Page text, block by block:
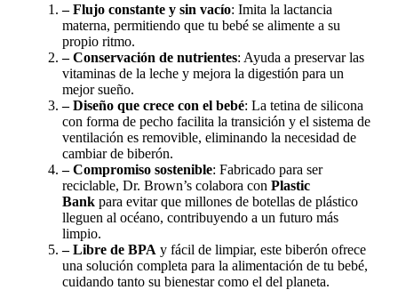
– Flujo constante y sin vacío: Imita la lactancia
materna, permitiendo que tu bebé se alimente a su
propio ritmo.
– Conservación de nutrientes: Ayuda a preservar las
vitaminas de la leche y mejora la digestión para un
mejor sueño.
– Diseño que crece con el bebé: La tetina de silicona
con forma de pecho facilita la transición y el sistema de
ventilación es removible, eliminando la necesidad de
cambiar de biberón.
– Compromiso sostenible: Fabricado para ser
reciclable, Dr. Brown’s colabora con Plastic
Bankpara evitar que millones de botellas de plástico
lleguen al océano, contribuyendo a un futuro más
limpio.
– Libre de BPA y fácil de limpiar, este biberón ofrece
una solución completa para la alimentación de tu bebé,
cuidando tanto su bienestar como el del planeta.